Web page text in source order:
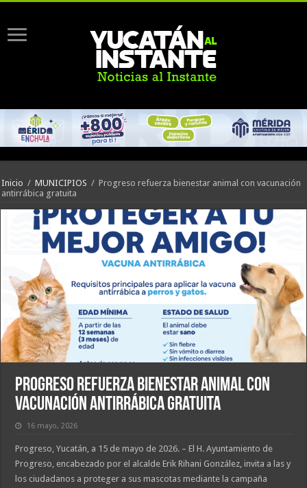
Inicio / MUNICIPIOS / Progreso refuerza bienestar animal con vacunación
antirrábica gratuita
Progreso refuerza bienestar animal con
vacunación antirrábica gratuita
16 mayo, 2026
Progreso, Yucatán, a 15 de mayo de 2026. – El H. Ayuntamiento de
Progreso, encabezado por el alcalde Erik Rihani González, invita a las y
los ciudadanos a proteger a sus mascotas mediante la campaña